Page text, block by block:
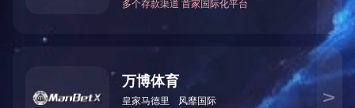
重点协作企业 质量无